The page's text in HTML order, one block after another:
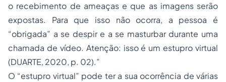
o recebimento de ameaças e que as imagens serão
expostas. Para que isso não ocorra, a pessoa é
“obrigada” a se despir e a se masturbar durante uma
chamada de vídeo. Atenção: isso é um estupro virtual
(DUARTE, 2020, p. 02).”
O “estupro virtual” pode ter a sua ocorrência de várias